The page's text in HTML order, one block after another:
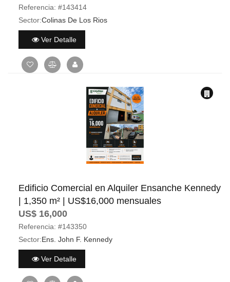
Referencia: #143414
Sector:Colinas De Los Rios
Ver Detalle
Edificio Comercial en Alquiler Ensanche Kennedy
| 1,350 m² | US$16,000 mensuales
US$ 16,000
Referencia: #143350
Sector:Ens. John F. Kennedy
Ver Detalle